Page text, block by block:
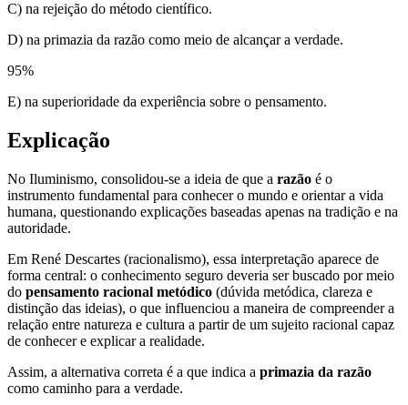
C) na rejeição do método científico.
D) na primazia da razão como meio de alcançar a verdade.
95%
E) na superioridade da experiência sobre o pensamento.
Explicação
No Iluminismo, consolidou-se a ideia de que a razão é o
instrumento fundamental para conhecer o mundo e orientar a vida
humana, questionando explicações baseadas apenas na tradição e na
autoridade.
Em René Descartes (racionalismo), essa interpretação aparece de
forma central: o conhecimento seguro deveria ser buscado por meio
do pensamento racional metódico (dúvida metódica, clareza e
distinção das ideias), o que influenciou a maneira de compreender a
relação entre natureza e cultura a partir de um sujeito racional capaz
de conhecer e explicar a realidade.
Assim, a alternativa correta é a que indica a primazia da razão
como caminho para a verdade.